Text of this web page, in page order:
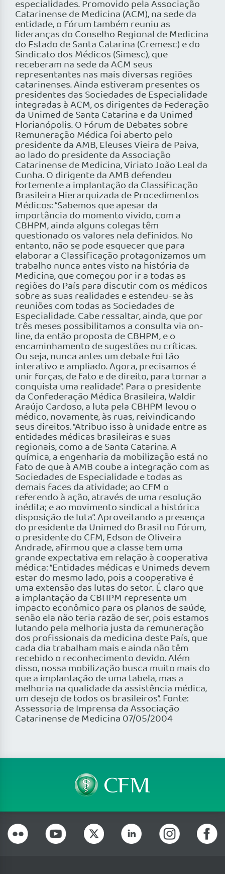
especialidades. Promovido pela Associação
Catarinense de Medicina (ACM), na sede da
entidade, o Fórum também reuniu as
lideranças do Conselho Regional de Medicina
do Estado de Santa Catarina (Cremesc) e do
Sindicato dos Médicos (Simesc), que
receberam na sede da ACM seus
representantes nas mais diversas regiões
catarinenses. Ainda estiveram presentes os
presidentes das Sociedades de Especialidade
integradas à ACM, os dirigentes da Federação
da Unimed de Santa Catarina e da Unimed
Florianópolis. O Fórum de Debates sobre
Remuneração Médica foi aberto pelo
presidente da AMB, Eleuses Vieira de Paiva,
ao lado do presidente da Associação
Catarinense de Medicina, Viriato João Leal da
Cunha. O dirigente da AMB defendeu
fortemente a implantação da Classificação
Brasileira Hierarquizada de Procedimentos
Médicos: “Sabemos que apesar da
importância do momento vivido, com a
CBHPM, ainda alguns colegas têm
questionado os valores nela definidos. No
entanto, não se pode esquecer que para
elaborar a Classificação protagonizamos um
trabalho nunca antes visto na história da
Medicina, que começou por ir a todas as
regiões do País para discutir com os médicos
sobre as suas realidades e estendeu-se às
reuniões com todas as Sociedades de
Especialidade. Cabe ressaltar, ainda, que por
três meses possibilitamos a consulta via on-
line, da então proposta de CBHPM, e o
encaminhamento de sugestões ou críticas.
Ou seja, nunca antes um debate foi tão
interativo e ampliado. Agora, precisamos é
unir forças, de fato e de direito, para tornar a
conquista uma realidade”. Para o presidente
da Confederação Médica Brasileira, Waldir
Araújo Cardoso, a luta pela CBHPM levou o
médico, novamente, às ruas, reivindicando
seus direitos. “Atribuo isso à unidade entre as
entidades médicas brasileiras e suas
regionais, como a de Santa Catarina. A
química, a engenharia da mobilização está no
fato de que à AMB coube a integração com as
Sociedades de Especialidade e todas as
demais faces da atividade; ao CFM o
referendo à ação, através de uma resolução
inédita; e ao movimento sindical a histórica
disposição de luta”. Aproveitando a presença
do presidente da Unimed do Brasil no Fórum,
o presidente do CFM, Edson de Oliveira
Andrade, afirmou que a classe tem uma
grande expectativa em relação à cooperativa
médica: “Entidades médicas e Unimeds devem
estar do mesmo lado, pois a cooperativa é
uma extensão das lutas do setor. É claro que
a implantação da CBHPM representa um
impacto econômico para os planos de saúde,
senão ela não teria razão de ser, pois estamos
lutando pela melhoria justa da remuneração
dos profissionais da medicina deste País, que
cada dia trabalham mais e ainda não têm
recebido o reconhecimento devido. Além
disso, nossa mobilização busca muito mais do
que a implantação de uma tabela, mas a
melhoria na qualidade da assistência médica,
um desejo de todos os brasileiros”. Fonte:
Assessoria de Imprensa da Associação
Catarinense de Medicina 07/05/2004